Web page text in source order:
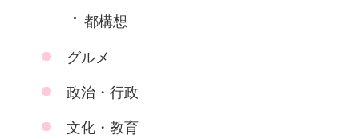
都構想
グルメ
政治・行政
文化・教育